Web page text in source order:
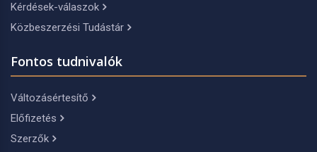
Kérdések-válaszok
Közbeszerzési Tudástár
Fontos tudnivalók
Változásértesítő
Előfizetés
Szerzők